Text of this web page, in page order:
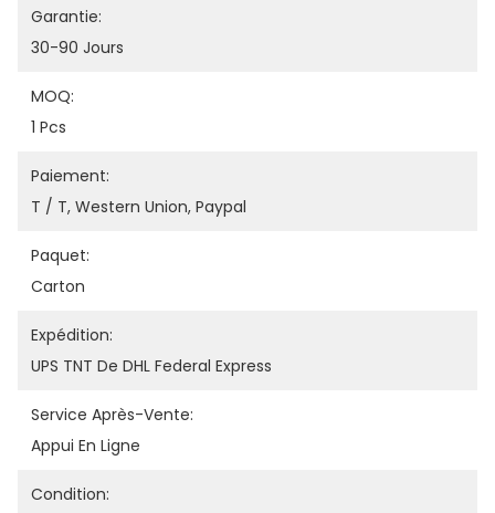
Garantie:
30-90 Jours
MOQ:
1 Pcs
Paiement:
T / T, Western Union, Paypal
Paquet:
Carton
Expédition:
UPS TNT De DHL Federal Express
Service Après-Vente:
Appui En Ligne
Condition: